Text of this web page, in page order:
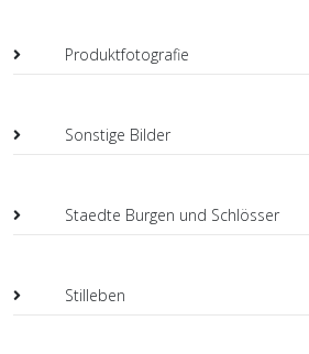
Produktfotografie
Sonstige Bilder
Staedte Burgen und Schlösser
Stilleben